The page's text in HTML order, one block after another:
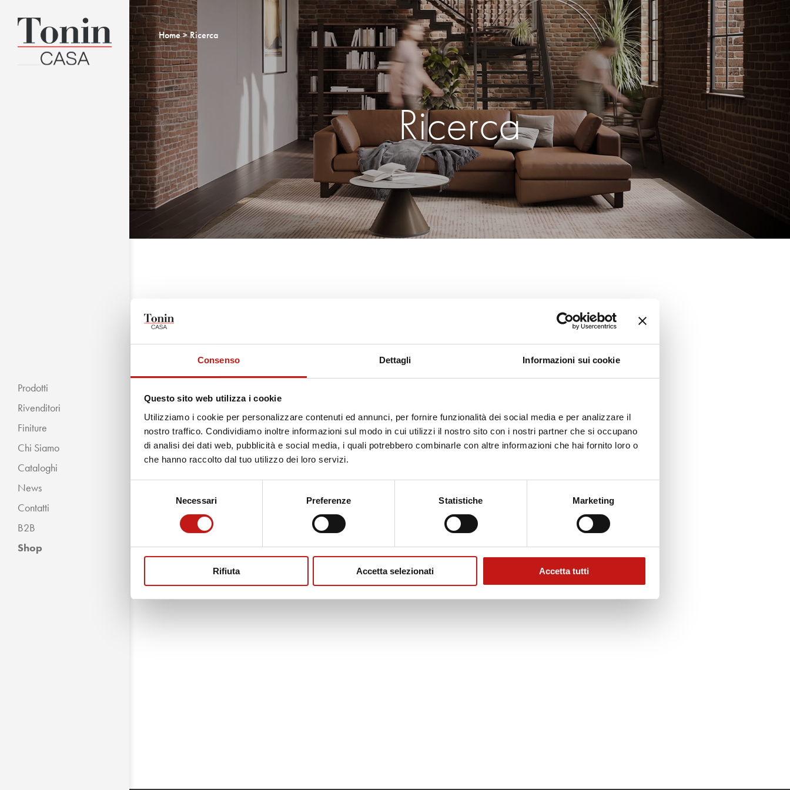
Consenso Dettagli Informazioni sui cookie
Questo sito web utilizza i cookie
Utilizziamo i cookie per personalizzare contenuti ed annunci, per fornire funzionalità dei social media e per analizzare il
nostro traffico. Condividiamo inoltre informazioni sul modo in cui utilizzi il nostro sito con i nostri partner che si occupano
di analisi dei dati web, pubblicità e social media, i quali potrebbero combinarle con altre informazioni che hai fornito loro o
che hanno raccolto dal tuo utilizzo dei loro servizi.
Necessari Preferenze Statistiche Marketing
Rifiuta Accetta selezionati Accetta tutti
Prodotti
Rivenditori
Finiture
Chi Siamo
Cataloghi
News
Contatti
B2B
Shop
« INDIETRO
Home Ricerca
Ricerca
Cosa stai cercando?
Inserisci la tua ricerca qui